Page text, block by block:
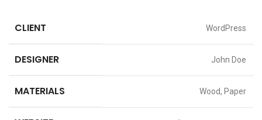
CLIENT WordPress
DESIGNER John Doe
MATERIALS Wood, Paper